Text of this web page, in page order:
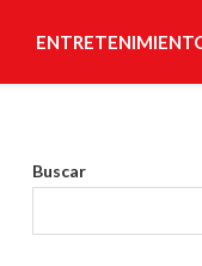
Buscar